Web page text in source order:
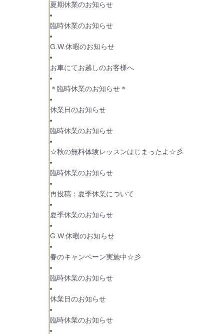
夏期休業のお知らせ
臨時休業のお知らせ
G.W.休暇のお知らせ
お車にてお越しのお客様へ
＊臨時休業のお知らせ＊
休業日のお知らせ
臨時休業のお知らせ
☆秋の無料体験レッスンはじまったよ☆彡
臨時休業のお知らせ
再投稿：夏季休業について
夏季休業のお知らせ
G.W.休暇のお知らせ
春のキャンペーン実施中☆彡
臨時休業のお知らせ
休業日のお知らせ
臨時休業のお知らせ